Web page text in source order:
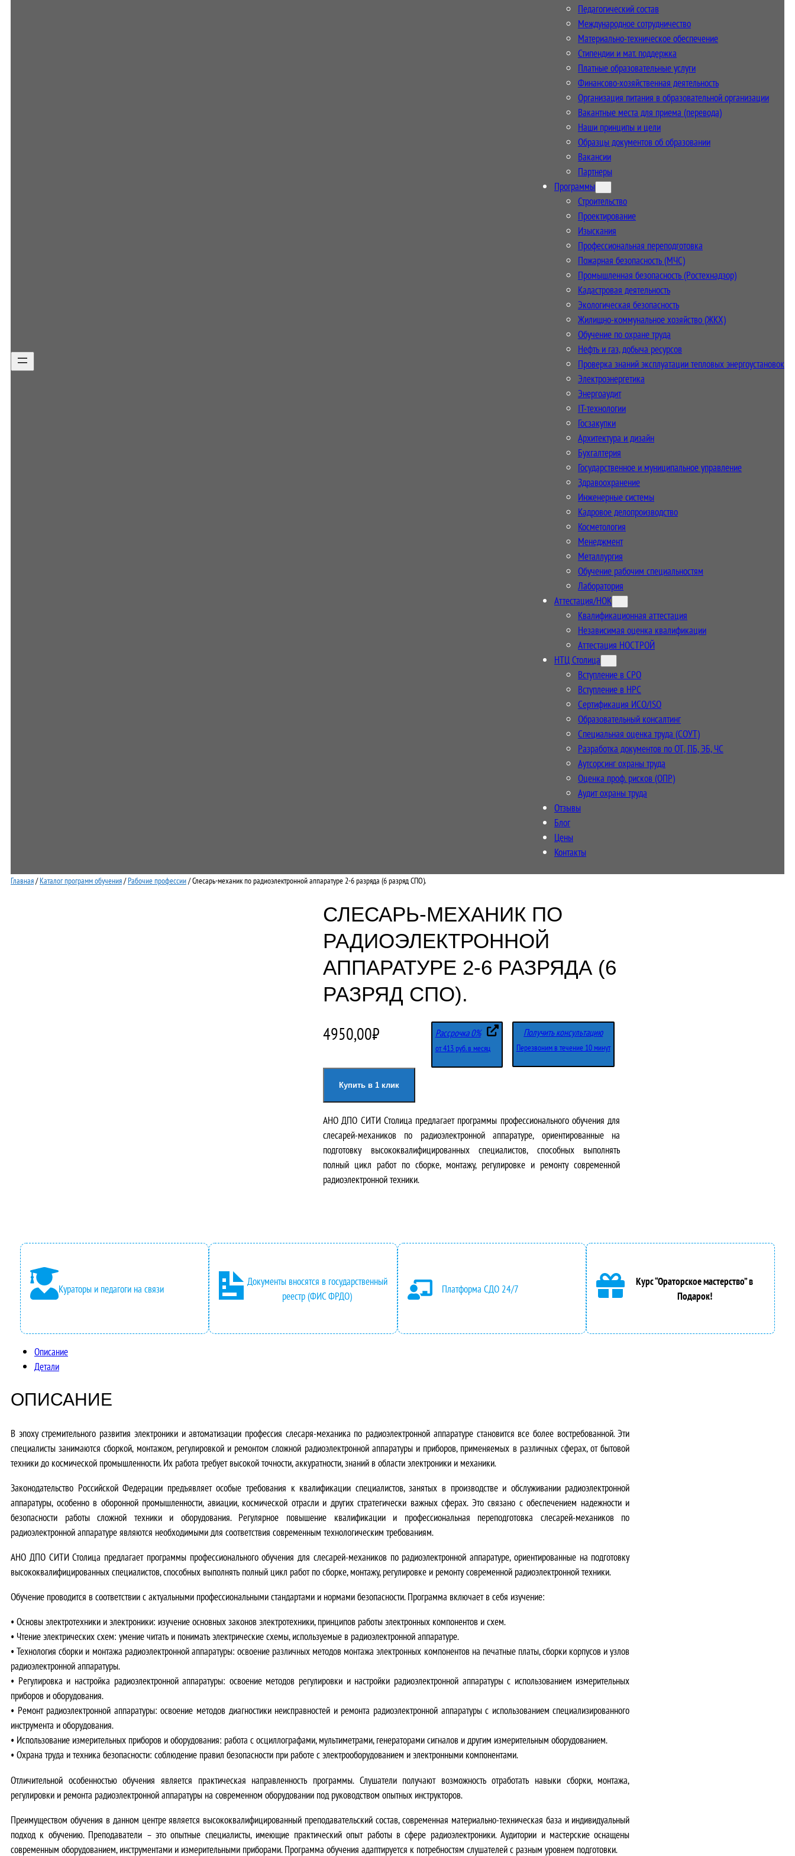
Педагогический состав
Международное сотрудничество
Материально-техническое обеспечение
Стипендии и мат. поддержка
Платные образовательные услуги
Финансово-хозяйственная деятельность
Организация питания в образовательной организации
Вакантные места для приема (перевода)
Наши принципы и цели
Образцы документов об образовании
Вакансии
Партнеры
Программы
Строительство
Проектирование
Изыскания
Профессиональная переподготовка
Пожарная безопасность (МЧС)
Промышленная безопасность (Ростехнадзор)
Кадастровая деятельность
Экологическая безопасность
Жилищно-коммунальное хозяйство (ЖКХ)
Обучение по охране труда
Нефть и газ, добыча ресурсов
Проверка знаний эксплуатации тепловых энергоустановок
Электроэнергетика
Энергоаудит
IT-технологии
Госзакупки
Архитектура и дизайн
Бухгалтерия
Государственное и муниципальное управление
Здравоохранение
Инженерные системы
Кадровое делопроизводство
Косметология
Менеджмент
Металлургия
Обучение рабочим специальностям
Лаборатория
Аттестация/НОК
Квалификационная аттестация
Независимая оценка квалификации
Аттестация НОСТРОЙ
НТЦ Столица
Вступление в СРО
Вступление в НРС
Сертификация ИСО/ISO
Образовательный консалтинг
Специальная оценка труда (СОУТ)
Разработка документов по ОТ, ПБ, ЭБ, ЧС
Аутсорсинг охраны труда
Оценка проф. рисков (ОПР)
Аудит охраны труда
Отзывы
Блог
Цены
Контакты
Главная/Каталог программ обучения/Рабочие профессии/ Слесарь-механик по радиоэлектронной аппаратуре 2-6 разряда (6 разряд СПО).
СЛЕСАРЬ-МЕХАНИК ПО
РАДИОЭЛЕКТРОННОЙ
АППАРАТУРЕ 2-6 РАЗРЯДА (6
РАЗРЯД СПО).
4950,00₽ Рассрочка 0%
от 413 руб. в месяц
Получить консультацию
Перезвоним в течение 10 минут
Купить в 1 клик
АНО ДПО СИТИ Столица предлагает программы профессионального обучения для
слесарей-механиков по радиоэлектронной аппаратуре, ориентированные на
подготовку высококвалифицированных специалистов, способных выполнять
полный цикл работ по сборке, монтажу, регулировке и ремонту современной
радиоэлектронной техники.
Кураторы и педагоги на связи
Документы вносятся в государственный
реестр (ФИС ФРДО)
Платформа СДО 24/7
Курс “Ораторское мастерство” в
Подарок!
Описание
Детали
ОПИСАНИЕ
В эпоху стремительного развития электроники и автоматизации профессия слесаря-механика по радиоэлектронной аппаратуре становится все более востребованной. Эти
специалисты занимаются сборкой, монтажом, регулировкой и ремонтом сложной радиоэлектронной аппаратуры и приборов, применяемых в различных сферах, от бытовой
техники до космической промышленности. Их работа требует высокой точности, аккуратности, знаний в области электроники и механики.
Законодательство Российской Федерации предъявляет особые требования к квалификации специалистов, занятых в производстве и обслуживании радиоэлектронной
аппаратуры, особенно в оборонной промышленности, авиации, космической отрасли и других стратегически важных сферах. Это связано с обеспечением надежности и
безопасности работы сложной техники и оборудования. Регулярное повышение квалификации и профессиональная переподготовка слесарей-механиков по
радиоэлектронной аппаратуре являются необходимыми для соответствия современным технологическим требованиям.
АНО ДПО СИТИ Столица предлагает программы профессионального обучения для слесарей-механиков по радиоэлектронной аппаратуре, ориентированные на подготовку
высококвалифицированных специалистов, способных выполнять полный цикл работ по сборке, монтажу, регулировке и ремонту современной радиоэлектронной техники.
Обучение проводится в соответствии с актуальными профессиональными стандартами и нормами безопасности. Программа включает в себя изучение:
• Основы электротехники и электроники: изучение основных законов электротехники, принципов работы электронных компонентов и схем.
• Чтение электрических схем: умение читать и понимать электрические схемы, используемые в радиоэлектронной аппаратуре.
•Технология сборки и монтажа радиоэлектронной аппаратуры: освоение различных методов монтажа электронных компонентов на печатные платы, сборки корпусов и узлов
радиоэлектронной аппаратуры.
• Регулировка и настройка радиоэлектронной аппаратуры: освоение методов регулировки и настройки радиоэлектронной аппаратуры с использованием измерительных
приборов и оборудования.
• Ремонт радиоэлектронной аппаратуры: освоение методов диагностики неисправностей и ремонта радиоэлектронной аппаратуры с использованием специализированного
инструмента и оборудования.
• Использование измерительных приборов и оборудования: работа с осциллографами, мультиметрами, генераторами сигналов и другим измерительным оборудованием.
• Охрана труда и техника безопасности: соблюдение правил безопасности при работе с электрооборудованием и электронными компонентами.
Отличительной особенностью обучения является практическая направленность программы. Слушатели получают возможность отработать навыки сборки, монтажа,
регулировки и ремонта радиоэлектронной аппаратуры на современном оборудовании под руководством опытных инструкторов.
Преимуществом обучения в данном центре является высококвалифицированный преподавательский состав, современная материально-техническая база и индивидуальный
подход к обучению. Преподаватели – это опытные специалисты, имеющие практический опыт работы в сфере радиоэлектроники. Аудитории и мастерские оснащены
современным оборудованием, инструментами и измерительными приборами. Программа обучения адаптируется к потребностям слушателей с разным уровнем подготовки.